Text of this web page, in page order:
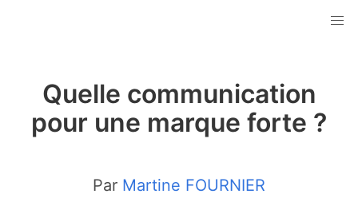
Quelle communication
pour une marque forte ?
Par Martine FOURNIER